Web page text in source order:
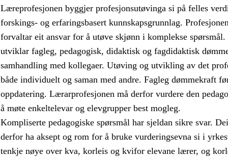
Læreprofesjonen byggjer profesjonsutøvinga si på felles
forskings- og erfaringsbasert kunnskapsgrunnlag.
forvaltar eit ansvar for å utøve skjønn i komplekse
utviklar fagleg, pedagogisk, didaktisk og fagdidaktisk
samhandling med kollegaer. Utøving og utvikling av det
både individuelt og saman med andre. Fagleg dømmekraft
oppdatering. Lærarprofesjonen må derfor vurdere den
å møte enkeltelevar og elevgrupper best mogleg.
Kompliserte pedagogiske spørsmål har sjeldan sikre svar.
derfor ha aksept og rom for å bruke vurderingsevna si i
tenkje nøye over kva, korleis og kvifor elevane lærer, og